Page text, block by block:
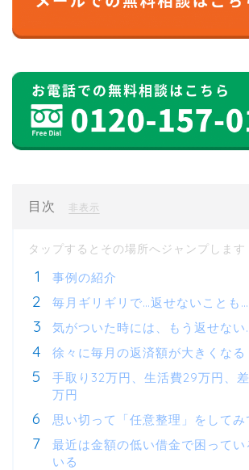
目次 非表示
事例の紹介
毎月ギリギリで…返せないことも…
気がついた時には、もう返せない
徐々に毎月の返済額が大きくなる
手取り32万円、生活費29万円、
万円
思い切って「任意整理」をしてみ
最近は金額の低い借金で困ってい
いる